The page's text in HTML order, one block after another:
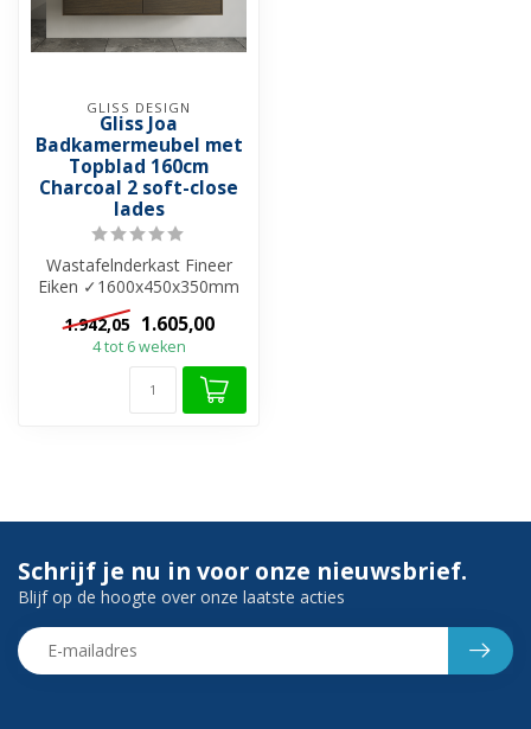
GLISS DESIGN
Gliss Joa
Badkamermeubel met
Topblad 160cm
Charcoal 2 soft-close
lades
Wastafelnderkast Fineer
Eiken ✓1600x450x350mm
✓ Incl. bovenblad ✓
Bovenblad zond...
1.942,05 1.605,00
4 tot 6 weken
Schrijf je nu in voor onze nieuwsbrief.
Blijf op de hoogte over onze laatste acties